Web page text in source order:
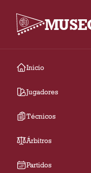
Inicio
Jugadores
Técnicos
Árbitros
Partidos